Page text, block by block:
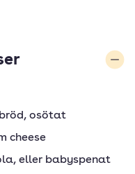
, osötat
cheese
, eller babyspenat